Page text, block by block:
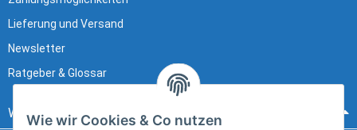
Lieferung und Versand
Newsletter
Ratgeber & Glossar
Wir beraten sie gerne:
Wie wir Cookies & Co nutzen